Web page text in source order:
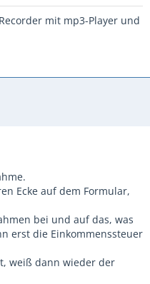
mit mp3-Player und
Ecke auf dem Formular,
bei und auf das, was
erst die Einkommenssteuer
weiß dann wieder der